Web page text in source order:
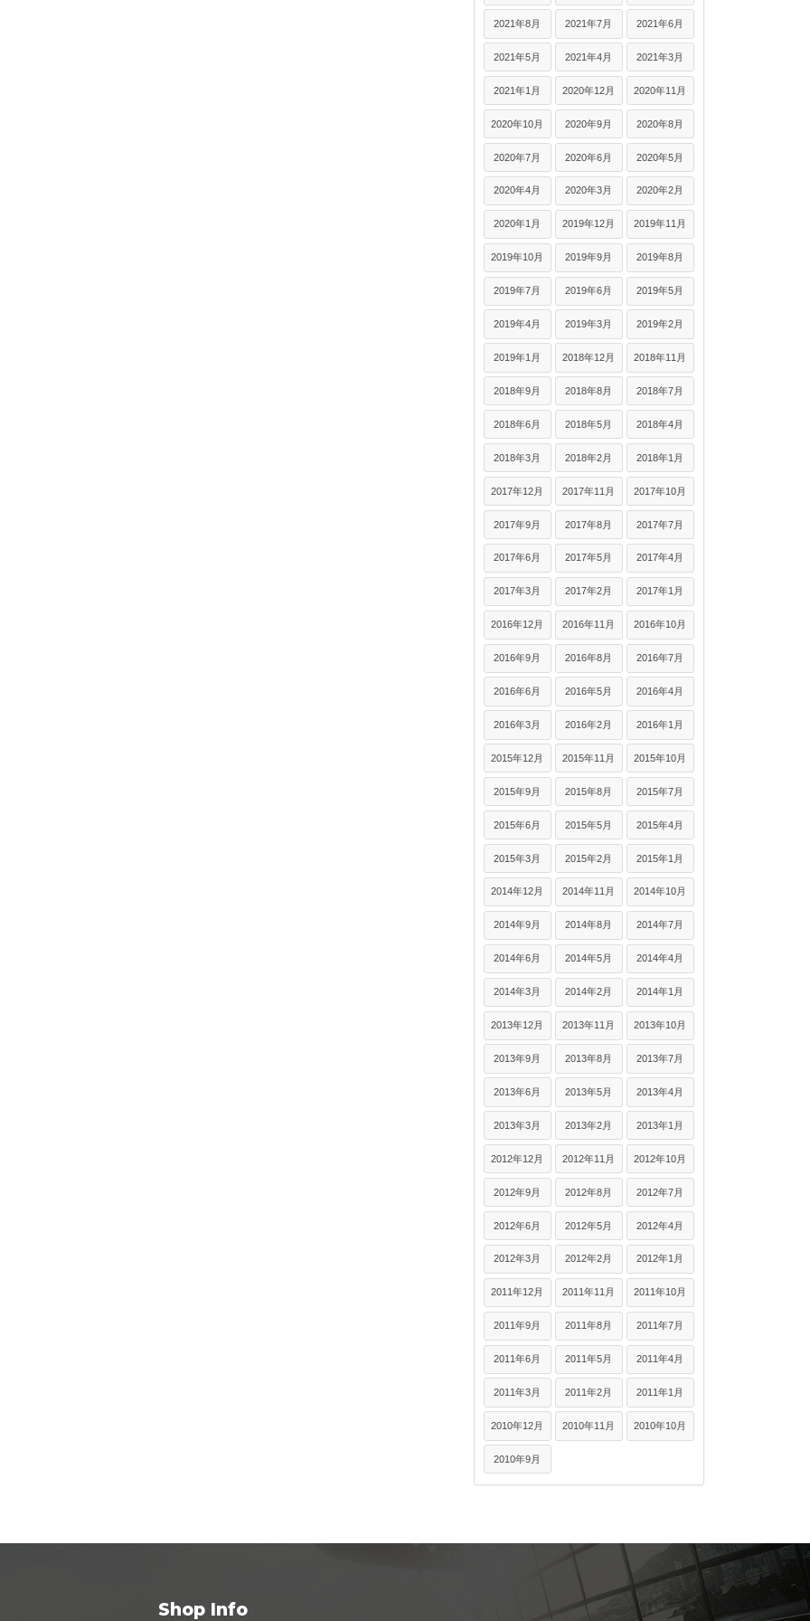
2021年8月 2021年7月 2021年6月
2021年5月 2021年4月 2021年3月
2021年1月 2020年12月 2020年11月
2020年10月 2020年9月 2020年8月
2020年7月 2020年6月 2020年5月
2020年4月 2020年3月 2020年2月
2020年1月 2019年12月 2019年11月
2019年10月 2019年9月 2019年8月
2019年7月 2019年6月 2019年5月
2019年4月 2019年3月 2019年2月
2019年1月 2018年12月 2018年11月
2018年9月 2018年8月 2018年7月
2018年6月 2018年5月 2018年4月
2018年3月 2018年2月 2018年1月
2017年12月 2017年11月 2017年10月
2017年9月 2017年8月 2017年7月
2017年6月 2017年5月 2017年4月
2017年3月 2017年2月 2017年1月
2016年12月 2016年11月 2016年10月
2016年9月 2016年8月 2016年7月
2016年6月 2016年5月 2016年4月
2016年3月 2016年2月 2016年1月
2015年12月 2015年11月 2015年10月
2015年9月 2015年8月 2015年7月
2015年6月 2015年5月 2015年4月
2015年3月 2015年2月 2015年1月
2014年12月 2014年11月 2014年10月
2014年9月 2014年8月 2014年7月
2014年6月 2014年5月 2014年4月
2014年3月 2014年2月 2014年1月
2013年12月 2013年11月 2013年10月
2013年9月 2013年8月 2013年7月
2013年6月 2013年5月 2013年4月
2013年3月 2013年2月 2013年1月
2012年12月 2012年11月 2012年10月
2012年9月 2012年8月 2012年7月
2012年6月 2012年5月 2012年4月
2012年3月 2012年2月 2012年1月
2011年12月 2011年11月 2011年10月
2011年9月 2011年8月 2011年7月
2011年6月 2011年5月 2011年4月
2011年3月 2011年2月 2011年1月
2010年12月 2010年11月 2010年10月
2010年9月
Shop Info